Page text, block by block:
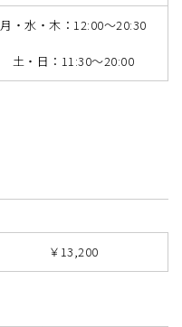
月・水・木：12:00～20:30
土・日：11:30～20:00
￥13,200